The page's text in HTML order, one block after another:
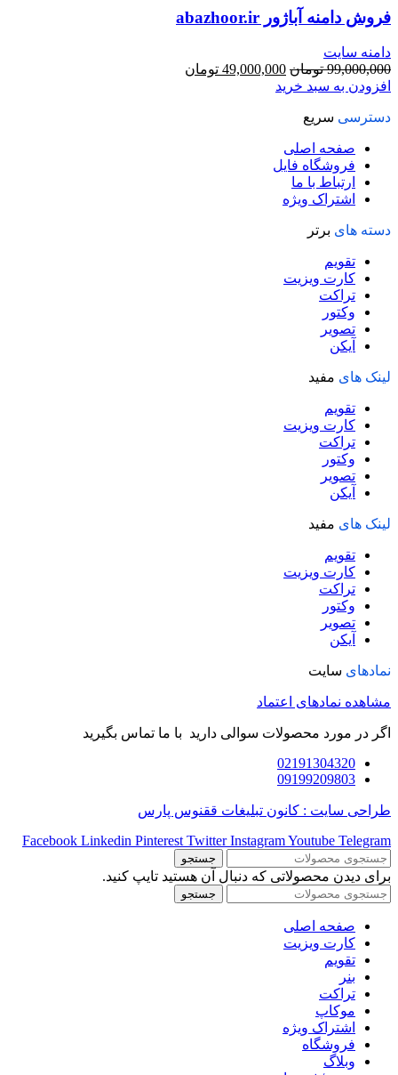
فروش دامنه آباژور abazhoor.ir
دامنه سایت
99,000,000 تومان قیمت
اصلی
49,000,000 تومان
افزودن به سبد خرید
دسترسی سریع
صفحه اصلی
فروشگاه فایل
ارتباط با ما
اشتراک ویژه
دسته های برتر
تقویم
کارت ویزیت
تراکت
وکتور
تصویر
آیکن
لینک های مفید
تقویم
کارت ویزیت
تراکت
وکتور
تصویر
آیکن
لینک های مفید
تقویم
کارت ویزیت
تراکت
وکتور
تصویر
آیکن
نمادهای سایت
مشاهده نمادهای اعتماد
اگر در مورد محصولات سوالی دارید با ما تماس بگیرید
02191304320
09199209803
طراحی سایت : کانون تبلیغات ققنوس پارس
Facebook Linkedin Pinterest Twitter InstagramYoutube Telegram
جستجو
برای دیدن محصولاتی که دنبال آن هستید تایپ کنید.
جستجو
صفحه اصلی
کارت ویزیت
تقویم
بنر
تراکت
موکاپ
اشتراک ویژه
فروشگاه
وبلاگ